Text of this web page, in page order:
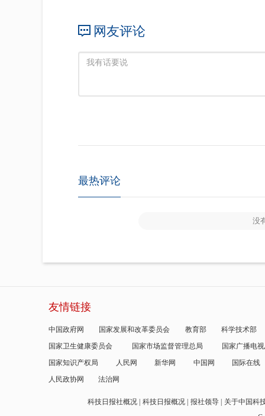
网友评论
最热评论
没
友情链接
中国政府网 国家发展和改革委员会 教育部
科学技术部
国家卫生健康委员会
国家市场监督管理总局
国家广播电
国家知识产权局
人民网 新华网 中国网
国际在线
人民政协网
法治网
科技日报社概况 科技日报概况 报社领导
关于中国科